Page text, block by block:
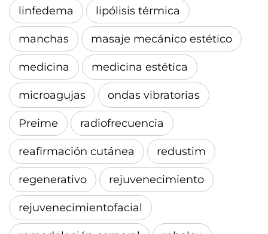
linfedema lipólisis térmica
manchas masaje mecánico estético
medicina medicina estética
microagujas ondas vibratorias
Preime radiofrecuencia
reafirmación cutánea redustim
regenerativo rejuvenecimiento
rejuvenecimientofacial